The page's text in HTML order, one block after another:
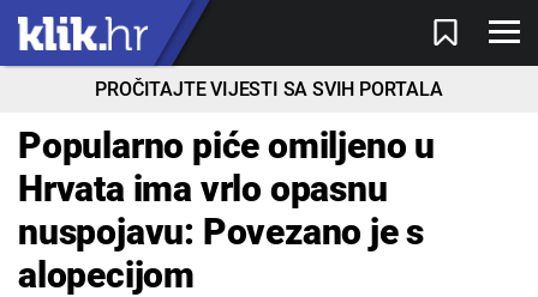
PROČITAJTE VIJESTI SA SVIH PORTALA
Popularno piće omiljeno u
Hrvata ima vrlo opasnu
nuspojavu: Povezano je s
alopecijom